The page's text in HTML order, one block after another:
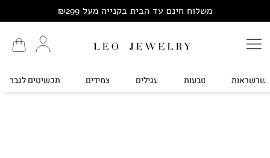
משלוח חינם עד הבית בקנייה מעל ₪299
שרשראות טבעות עגילים צמידים תכשיטים לגבר